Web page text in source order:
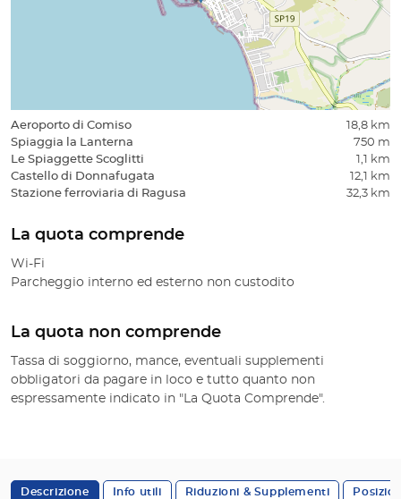
Aeroporto di Comiso
18,8 km
Spiaggia la Lanterna
750 m
Le Spiaggette Scoglitti
1,1 km
Castello di Donnafugata
12,1 km
Stazione ferroviaria di Ragusa
32,3 km
La quota comprende
Wi-Fi
Parcheggio interno ed esterno non custodito
La quota non comprende
Tassa di soggiorno, mance, eventuali supplementi
obbligatori da pagare in loco e tutto quanto non
espressamente indicato in "La Quota Comprende".
Descrizione Info utili Riduzioni & Supplementi